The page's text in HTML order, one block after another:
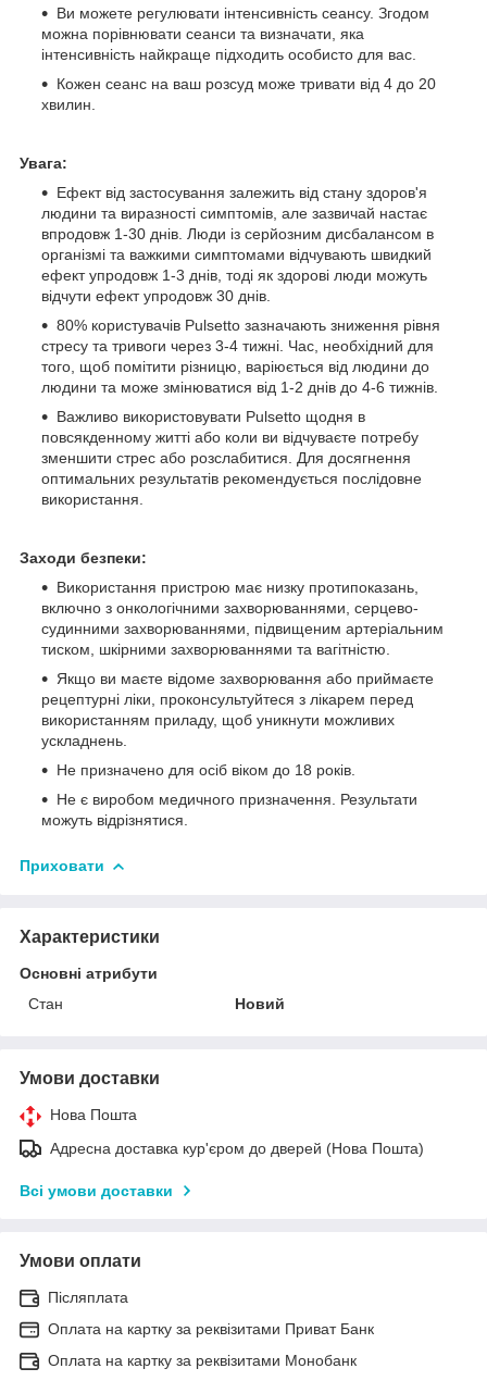
Ви можете регулювати інтенсивність сеансу. Згодом
можна порівнювати сеанси та визначати, яка
інтенсивність найкраще підходить особисто для вас.
Кожен сеанс на ваш розсуд може тривати від 4 до 20
хвилин.
Увага:
Ефект від застосування залежить від стану здоров'я
людини та виразності симптомів, але зазвичай настає
впродовж 1-30 днів. Люди із серйозним дисбалансом в
організмі та важкими симптомами відчувають швидкий
ефект упродовж 1-3 днів, тоді як здорові люди можуть
відчути ефект упродовж 30 днів.
80% користувачів Pulsetto зазначають зниження рівня
стресу та тривоги через 3-4 тижні. Час, необхідний для
того, щоб помітити різницю, варіюється від людини до
людини та може змінюватися від 1-2 днів до 4-6 тижнів.
Важливо використовувати Pulsetto щодня в
повсякденному житті або коли ви відчуваєте потребу
зменшити стрес або розслабитися. Для досягнення
оптимальних результатів рекомендується послідовне
використання.
Заходи безпеки:
Використання пристрою має низку протипоказань,
включно з онкологічними захворюваннями, серцево-
судинними захворюваннями, підвищеним артеріальним
тиском, шкірними захворюваннями та вагітністю.
Якщо ви маєте відоме захворювання або приймаєте
рецептурні ліки, проконсультуйтеся з лікарем перед
використанням приладу, щоб уникнути можливих
ускладнень.
Не призначено для осіб віком до 18 років.
Не є виробом медичного призначення. Результати
можуть відрізнятися.
Приховати
Характеристики
Основні атрибути
Стан
Новий
Умови доставки
Нова Пошта
Адресна доставка кур'єром до дверей (Нова Пошта)
Всі умови доставки
Умови оплати
Післяплата
Оплата на картку за реквізитами Приват Банк
Оплата на картку за реквізитами Монобанк